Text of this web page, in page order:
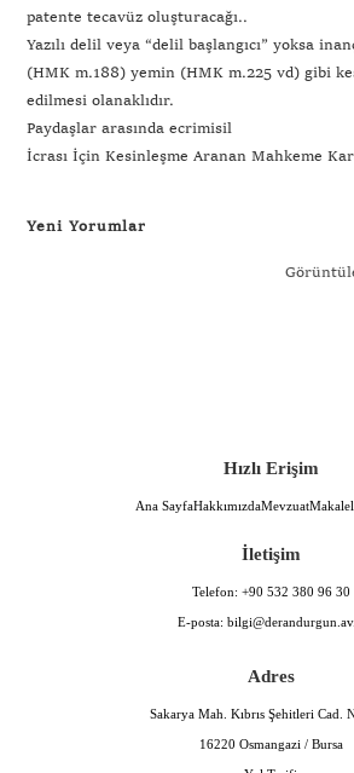
patente tecavüz oluşturacağı..
Yazılı delil veya “delil başlangıcı” yoksa
(HMK m.188) yemin (HMK m.225 vd) gibi
edilmesi olanaklıdır.
Paydaşlar arasında ecrimisil
İcrası İçin Kesinleşme Aranan Mahkeme
Yeni Yorumlar
Hızlı Erişim
Ana SayfaHakkımızdaMevzuat
İletişim
Telefon: +90 532 380 96 30
E-posta:
Adres
Sakarya Mah. Kıbrıs Şehitleri Cad.
16220 Osmangazi / Bursa